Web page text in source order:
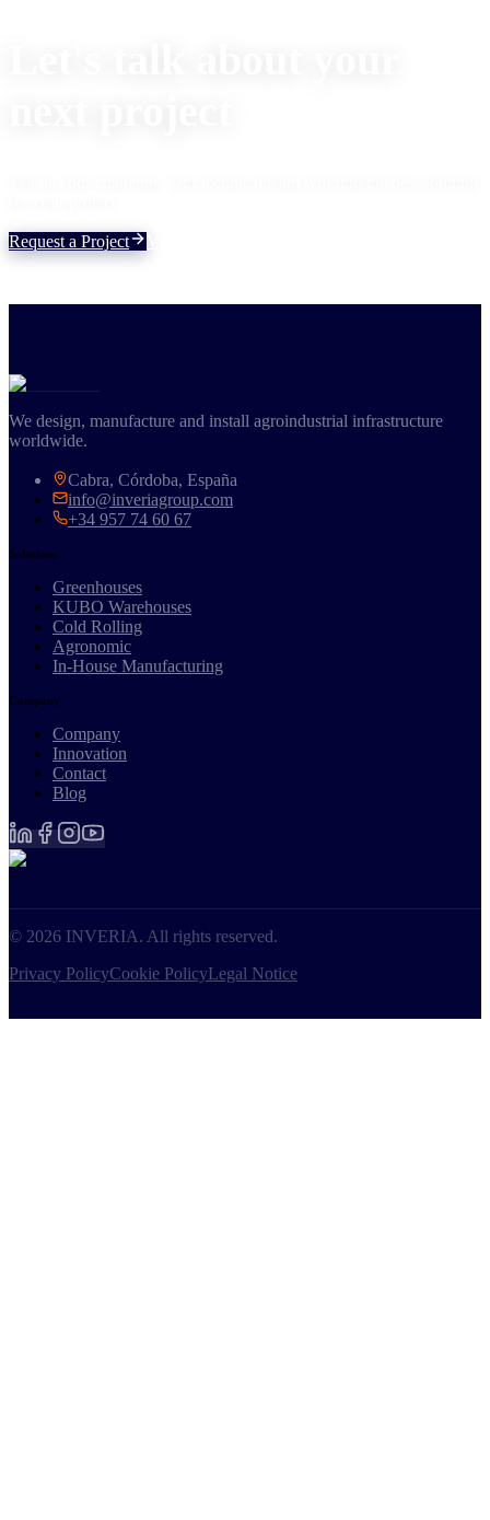
Request a Project
We design, manufacture and install agroindustrial infrastructure
worldwide.
Cabra, Córdoba, España
info@inveriagroup.com
+34 957 74 60 67
Solutions
Greenhouses
KUBO Warehouses
Cold Rolling
Agronomic
In-House Manufacturing
Company
Company
Innovation
Contact
Blog
© 2026 INVERIA. All rights reserved.
Privacy PolicyCookie PolicyLegal Notice